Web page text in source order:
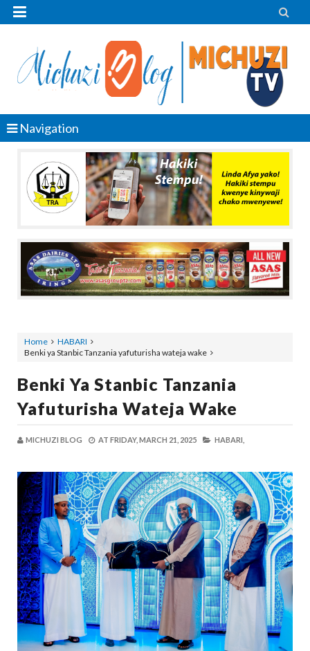
 
Navigation
Home
HABARI
Benki ya Stanbic Tanzania yafuturisha wateja wake
Benki Ya Stanbic Tanzania
Yafuturisha Wateja Wake
MICHUZI BLOG AT FRIDAY, MARCH 21, 2025 HABARI,